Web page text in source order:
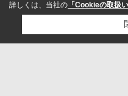
詳しくは、当社の 「Cookieの取扱